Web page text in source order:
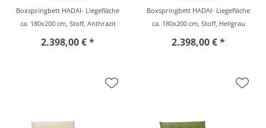
Boxspringbett HADAI- Liegefläche
ca. 180x200 cm, Stoff, Anthrazit
2.398,00 € *
Boxspringbett HADAI- Liegefläche
ca. 180x200 cm, Stoff, Hellgrau
2.398,00 € *